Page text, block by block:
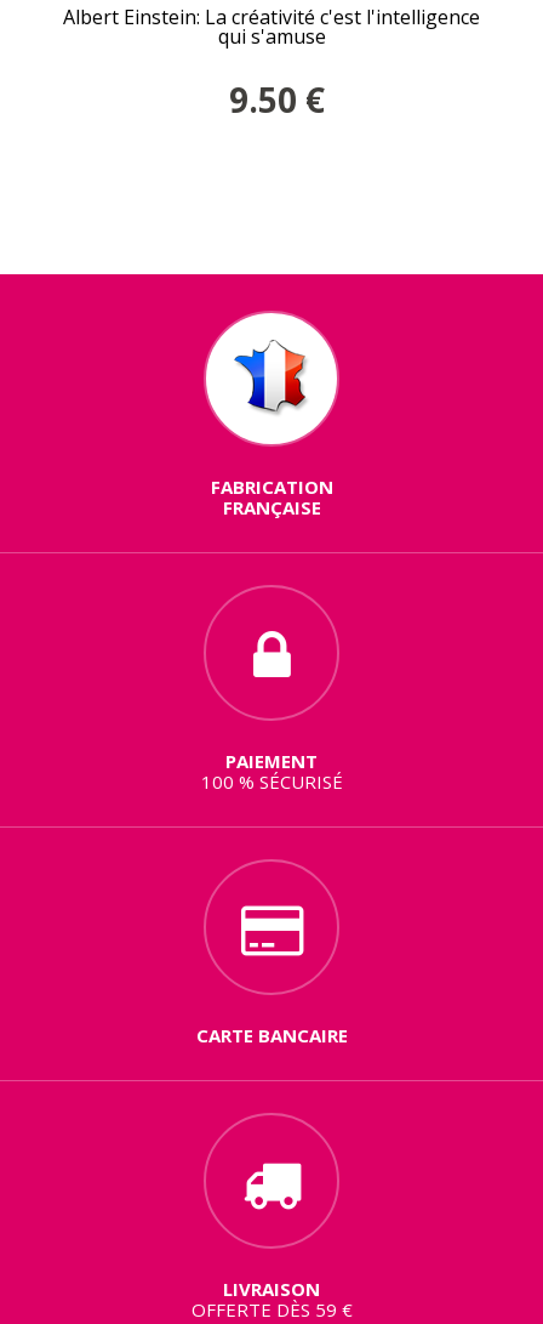
Albert Einstein: La créativité c'est l'intelligence
qui s'amuse
9.50 €
FABRICATION
FRANÇAISE
PAIEMENT
100 % SÉCURISÉ
CARTE BANCAIRE
LIVRAISON
OFFERTE DÈS 59 €